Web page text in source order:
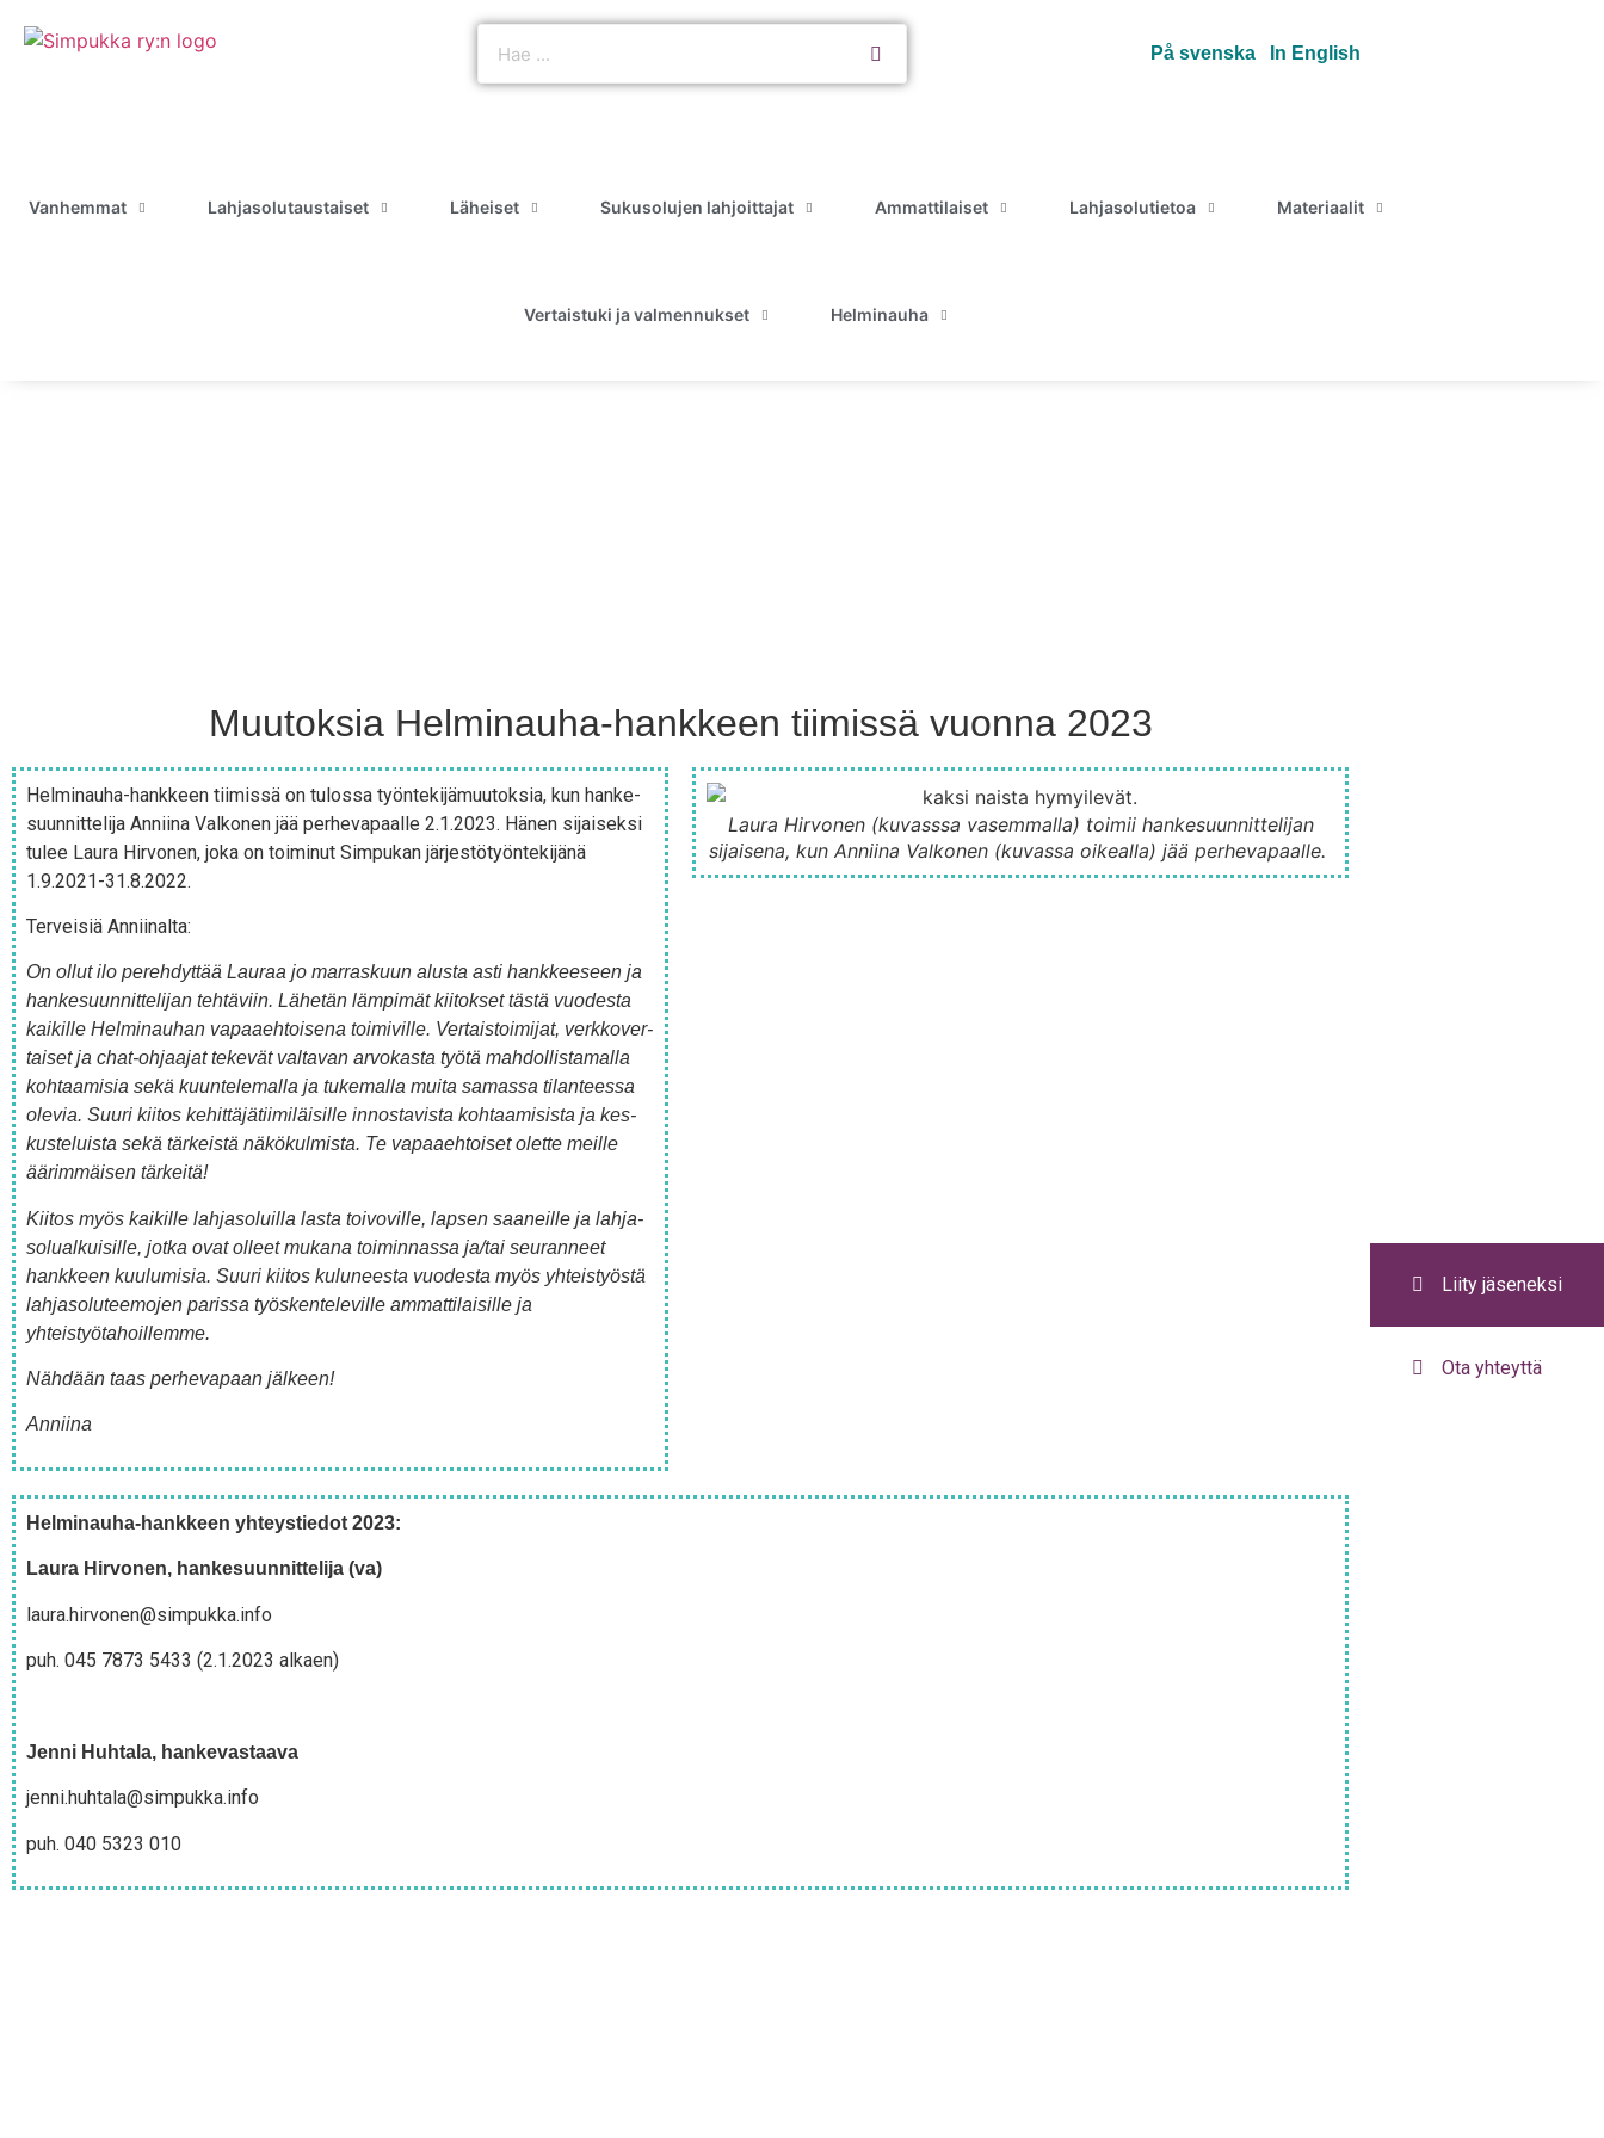
På svenska In English
Vanhemmat Lahjasolutaustaiset Läheiset Sukusolujen lahjoittajat Ammattilaiset Lahjasolutietoa Materiaalit
Vertaistuki ja valmennukset Helminauha
Muutoksia Helminauha-hankkeen tiimissä vuonna 2023
Hel­mi­nau­ha-hank­keen tii­mis­sä on tulos­sa työn­te­ki­jä­muu­tok­sia, kun han­ke­
suun­nit­te­li­ja Annii­na Val­ko­nen jää per­he­va­paal­le 2.1.2023. Hänen sijai­sek­si
tulee Lau­ra Hir­vo­nen, joka on toi­mi­nut Sim­pu­kan jär­jes­tö­työn­te­ki­jä­nä
1.9.2021-31.8.2022.
Ter­vei­siä Anniinalta:
On ollut ilo pereh­dyt­tää Lau­raa jo mar­ras­kuun alus­ta asti hank­kee­seen ja
han­ke­suun­nit­te­li­jan teh­tä­viin. Lähe­tän läm­pi­mät kii­tok­set täs­tä vuo­des­ta
kai­kil­le Hel­mi­nau­han vapaa­eh­toi­se­na toi­mi­vil­le. Ver­tais­toi­mi­jat, verk­ko­ver­
tai­set ja chat-ohjaa­jat teke­vät val­ta­van arvo­kas­ta työ­tä mah­dol­lis­ta­mal­la
koh­taa­mi­sia sekä kuun­te­le­mal­la ja tuke­mal­la mui­ta samas­sa tilan­tees­sa
ole­via. Suu­ri kii­tos kehit­tä­jä­tii­mi­läi­sil­le innos­ta­vis­ta koh­taa­mi­sis­ta ja kes­
kus­te­luis­ta sekä tär­keis­tä näkö­kul­mis­ta. Te vapaa­eh­toi­set olet­te meil­le
äärim­mäi­sen tärkeitä!
Kii­tos myös kai­kil­le lah­ja­so­luil­la las­ta toi­vo­vil­le, lap­sen saa­neil­le ja lah­ja­
so­lual­kui­sil­le, jot­ka ovat olleet muka­na toi­min­nas­sa ja/tai seu­ran­neet
hank­keen kuu­lu­mi­sia. Suu­ri kii­tos kulu­nees­ta vuo­des­ta myös yhteis­työs­tä
lah­ja­so­lu­tee­mo­jen paris­sa työs­ken­te­le­vil­le ammat­ti­lai­sil­le ja
yhteistyötahoillemme.
Näh­dään taas per­he­va­paan jälkeen!
Annii­na
Lau­ra Hir­vo­nen (kuvass­sa vasem­mal­la) toi­mii han­ke­suun­nit­te­li­jan
sijai­se­na, kun Annii­na Val­ko­nen (kuvas­sa oikeal­la) jää perhevapaalle.
Hel­mi­nau­ha-hank­keen yhteys­tie­dot 2023:
Lau­ra Hir­vo­nen, han­ke­suun­nit­te­li­ja (va)
laura.hirvonen@simpukka.info
puh. 045 7873 5433 (2.1.2023 alkaen)
Jen­ni Huh­ta­la, hankevastaava
jenni.huhtala@simpukka.info
puh. 040 5323 010
Liity jäseneksi
Ota yhteyttä